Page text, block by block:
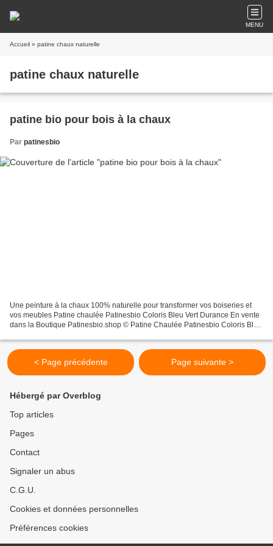
MENU
Accueil » patine chaux naturelle
patine chaux naturelle
patine bio pour bois à la chaux
Par patinesbio
Une peinture à la chaux 100% naturelle pour transformer vos boiseries et
vos meubles Patine chaulée Patinesbio Coloris Bleu Vert Durance En vente
dans la Boutique Patinesbio.shop © Patine Chaulée Patinesbio Coloris Bleu
< Page précédente Page suivante >
Hébergé par Overblog
Top articles
Pages
Contact
Signaler un abus
C.G.U.
Cookies et données personnelles
Préférences cookies